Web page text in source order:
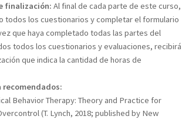
finalización: Al final de cada parte de este curso,
todos los cuestionarios y completar el formulario
que haya completado todas las partes del
todos los cuestionarios y evaluaciones, recibirá
que indica la cantidad de horas de
Behavior Therapy: Theory and Practice for
(T. Lynch, 2018; published by New